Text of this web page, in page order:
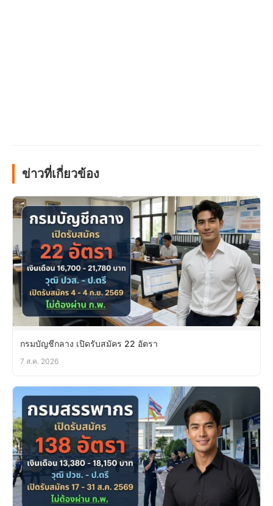
ข่าวที่เกี่ยวข้อง
กรมบัญชีกลาง เปิดรับสมัคร 22 อัตรา
7 ส.ค. 2026